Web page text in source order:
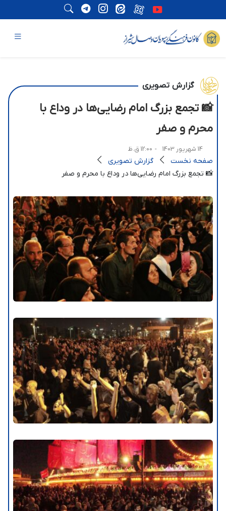
گزارش تصویری
📸 تجمع بزرگ امام رضایی‌ها در وداع با
محرم و صفر
14 شهریور 1403 - 12:00 ق.ظ
صفحه نخست
گزارش تصویری
📸 تجمع بزرگ امام رضایی‌ها در وداع با محرم و صفر